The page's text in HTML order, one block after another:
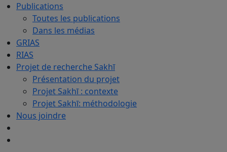
Publications
Toutes les publications
Dans les médias
GRIAS
RIAS
Projet de recherche Sakhī
Présentation du projet
Projet Sakhī : contexte
Projet Sakhī: méthodologie
Nous joindre